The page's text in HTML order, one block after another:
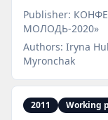
Publisher:
МОЛОДЬ-2020»
Authors: Iryna
Myronchak
2011 Working